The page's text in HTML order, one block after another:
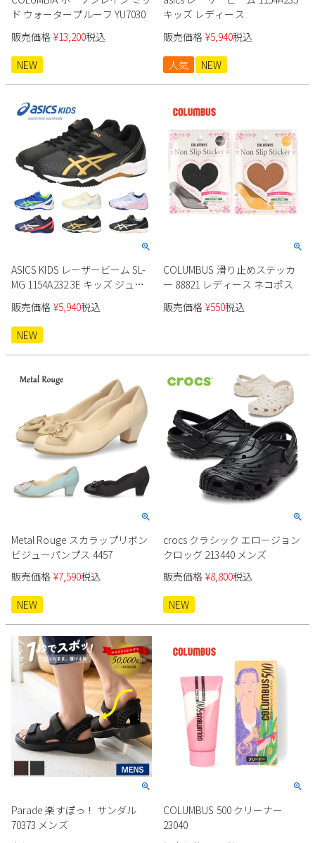
ド ウォータープルーフ YU7030
販売価格 ¥13,200税込
NEW
キッズ レディース
販売価格 ¥5,940税込
人気
NEW
ASICS KIDS レーザービーム SL-
MG 1154A232 3E キッズ ジュニ
ア
販売価格 ¥5,940税込
NEW
COLUMBUS 滑り止めステッカ
ー 88821 レディース ネコポス
販売価格 ¥550税込
Metal Rouge スカラップリボン
ビジューパンプス 4457
販売価格 ¥7,590税込
NEW
crocs クラシック エロージョン
クロッグ 213440 メンズ
販売価格 ¥8,800税込
NEW
Parade 楽すぽっ！ サンダル
70373 メンズ
COLUMBUS 500 クリーナー
23040